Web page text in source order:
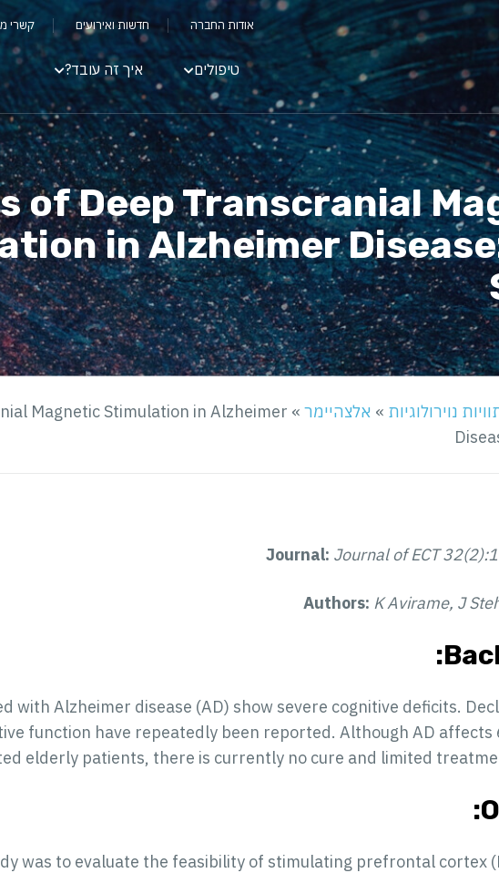
אודות החברה חדשות ואירועים קשרי
איך זה עובד? טיפולים
of Deep Transcranial
in Alzheimer
נוירולוגיות » אלצהיימר »
Magnetic Stimulation in Alzheimer
Journal: Journal of ECT
Authors: K Avirame, J
with Alzheimer disease (AD) show severe cognitive deficits.
function have repeatedly been reported. Although AD affects
elderly patients, there is currently no cure and limited
was to evaluate the feasibility of stimulating prefrontal cortex